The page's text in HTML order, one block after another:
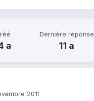
a
Dernière réponse
11 a
2011